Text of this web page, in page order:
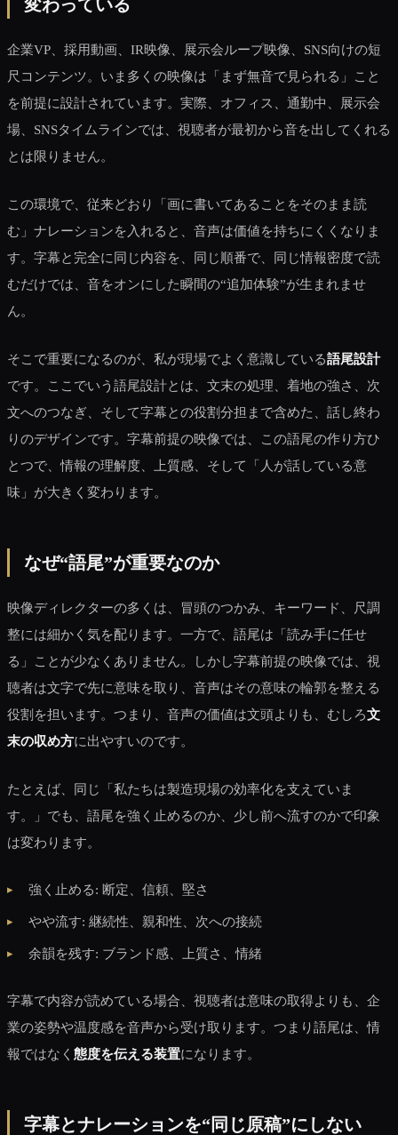
変わっている
企業VP、採用動画、IR映像、展示会ループ映像、SNS向けの短
尺コンテンツ。いま多くの映像は「まず無音で見られる」こと
を前提に設計されています。実際、オフィス、通勤中、展示会
場、SNSタイムラインでは、視聴者が最初から音を出してくれる
とは限りません。
この環境で、従来どおり「画に書いてあることをそのまま読
む」ナレーションを入れると、音声は価値を持ちにくくなりま
す。字幕と完全に同じ内容を、同じ順番で、同じ情報密度で読
むだけでは、音をオンにした瞬間の“追加体験”が生まれませ
ん。
そこで重要になるのが、私が現場でよく意識している語尾設計
です。ここでいう語尾設計とは、文末の処理、着地の強さ、次
文へのつなぎ、そして字幕との役割分担まで含めた、話し終わ
りのデザインです。字幕前提の映像では、この語尾の作り方ひ
とつで、情報の理解度、上質感、そして「人が話している意
味」が大きく変わります。
なぜ“語尾”が重要なのか
映像ディレクターの多くは、冒頭のつかみ、キーワード、尺調
整には細かく気を配ります。一方で、語尾は「読み手に任せ
る」ことが少なくありません。しかし字幕前提の映像では、視
聴者は文字で先に意味を取り、音声はその意味の輪郭を整える
役割を担います。つまり、音声の価値は文頭よりも、むしろ文
末の収め方に出やすいのです。
たとえば、同じ「私たちは製造現場の効率化を支えていま
す。」でも、語尾を強く止めるのか、少し前へ流すのかで印象
は変わります。
強く止める: 断定、信頼、堅さ
やや流す: 継続性、親和性、次への接続
余韻を残す: ブランド感、上質さ、情緒
字幕で内容が読めている場合、視聴者は意味の取得よりも、企
業の姿勢や温度感を音声から受け取ります。つまり語尾は、情
報ではなく 態度を伝える装置になります。
字幕とナレーションを“同じ原稿”にしない